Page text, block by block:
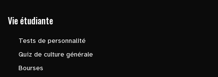
Vie étudiante
Tests de personnalité
Quiz de culture générale
Bourses